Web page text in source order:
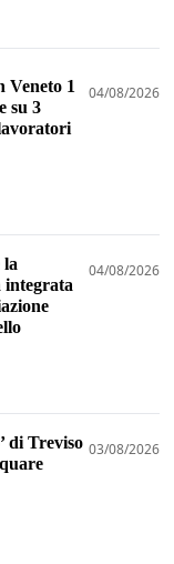
Veneto 1
su 3
04/08/2026
la
integrata
04/08/2026
di Treviso 03/08/2026